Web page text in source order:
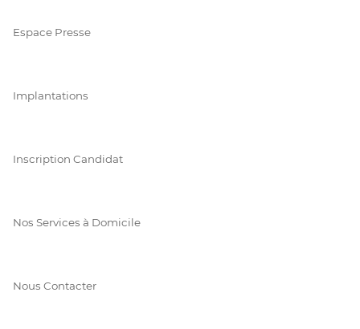
Espace Presse
Implantations
Inscription Candidat
Nos Services à Domicile
Nous Contacter